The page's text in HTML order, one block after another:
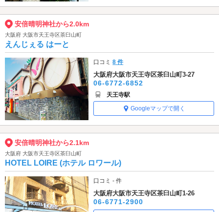
安倍晴明神社から2.0km
大阪府 大阪市天王寺区茶臼山町
えんじぇる はーと
口コミ8 件
大阪府大阪市天王寺区茶臼山町3-27
06-6772-6852
天王寺駅
Googleマップで開く
安倍晴明神社から2.1km
大阪府 大阪市天王寺区茶臼山町
HOTEL LOIRE (ホテル ロワール)
口コミ - 件
大阪府大阪市天王寺区茶臼山町1-26
06-6771-2900